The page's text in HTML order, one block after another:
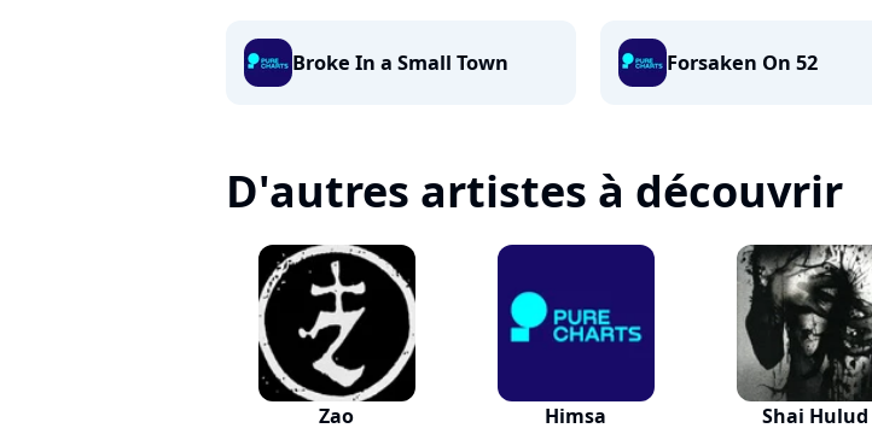
Broke In a Small Town Forsaken On 52
D'autres artistes à découvrir
Zao Himsa Shai Hulud